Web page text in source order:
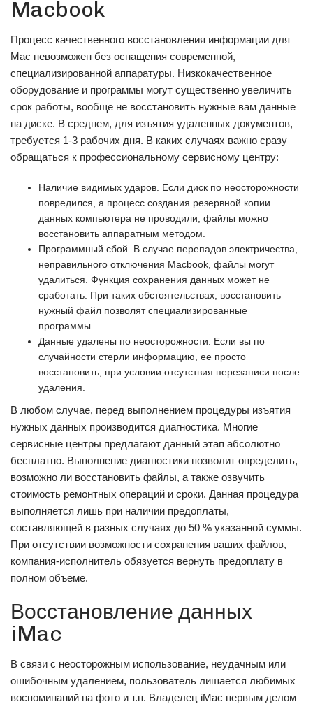
Macbook
Процесс качественного восстановления информации для
Mac невозможен без оснащения современной,
специализированной аппаратуры. Низкокачественное
оборудование и программы могут существенно увеличить
срок работы, вообще не восстановить нужные вам данные
на диске. В среднем, для изъятия удаленных документов,
требуется 1-3 рабочих дня. В каких случаях важно сразу
обращаться к профессиональному сервисному центру:
Наличие видимых ударов. Если диск по неосторожности
повредился, а процесс создания резервной копии
данных компьютера не проводили, файлы можно
восстановить аппаратным методом.
Программный сбой. В случае перепадов электричества,
неправильного отключения Macbook, файлы могут
удалиться. Функция сохранения данных может не
сработать. При таких обстоятельствах, восстановить
нужный файл позволят специализированные
программы.
Данные удалены по неосторожности. Если вы по
случайности стерли информацию, ее просто
восстановить, при условии отсутствия перезаписи после
удаления.
В любом случае, перед выполнением процедуры изъятия
нужных данных производится диагностика. Многие
сервисные центры предлагают данный этап абсолютно
бесплатно. Выполнение диагностики позволит определить,
возможно ли восстановить файлы, а также озвучить
стоимость ремонтных операций и сроки. Данная процедура
выполняется лишь при наличии предоплаты,
составляющей в разных случаях до 50 % указанной суммы.
При отсутствии возможности сохранения ваших файлов,
компания-исполнитель обязуется вернуть предоплату в
полном объеме.
Восстановление данных
iMac
В связи с неосторожным использование, неудачным или
ошибочным удалением, пользователь лишается любимых
воспоминаний на фото и т.п. Владелец iMac первым делом